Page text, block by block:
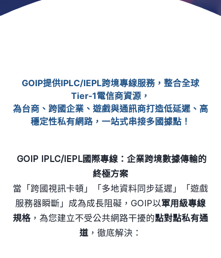
GOIP提供IPLC/IEPL跨境專線服務，整合全球
Tier-1電信商資源，
為台商、跨國企業、遊戲與通訊商打造低延遲、高
穩定性私有網路，一站式串接多國據點！
GOIP IPLC/IEPL國際專線：企業跨境數據傳輸的
終極方案
當「跨國視訊卡頓」「多地資料同步延遲」「遊戲
服務器瞬斷」成為成長阻礙，GOIP以軍用級專線
規格 ，為您建立不受公共網路干擾的點對點私有通
道 ，徹底解決：